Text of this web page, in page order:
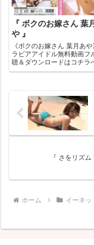
『 ボクのお嫁さん 葉
や 』
《ボクのお嫁さん 葉月あ
ラビアアイドル無料動画フ
聴＆ダウンロードはコチラ
『ボクのお嫁さん 葉月あや
お試し無料動画が見れない
もあります。その場合はバ
クリッ...
『 さをリズム
ホーム イーネッ